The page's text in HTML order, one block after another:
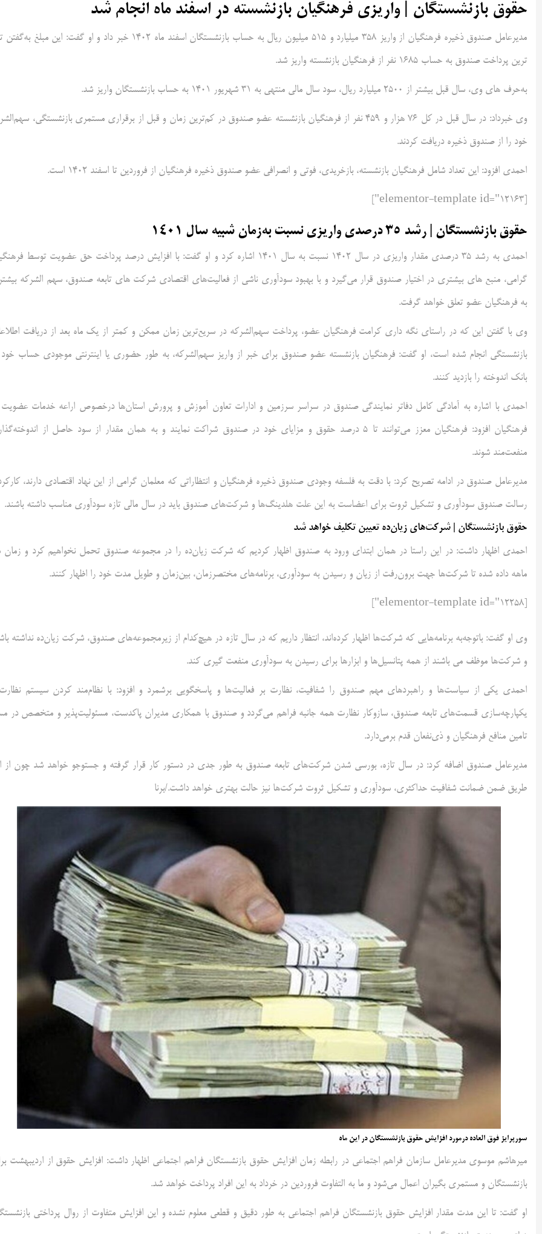
حقوق بازنشستگان | واریزی فرهنگیان بازنشسته در اسفند ماه انجام شد
مدیرعامل صندوق ذخیره فرهنگیان از واریز ۳۵۸ میلیارد و ۵۱۵ میلیون ریال به حساب بازنشستگان اسفند ماه ۱۴۰۲ خبر داد و او گفت: این مبلغ
ترین پرداخت صندوق به حساب ۱۶۸۵ نفر از فرهنگیان بازنشسته واریز شد.
به‌حرف های وی، سال قبل بیشتر از ۲۵۰۰ میلیارد ریال، سود سال مالی منتهی به ۳۱ شهریور ۱۴۰۱ به حساب بازنشستگان واریز شد.
وی خبرداد: در سال قبل در کل ۷۶ هزار و ۴۵۹ نفر از فرهنگیان بازنشسته عضو صندوق در کم‌ترین زمان و قبل از برقراری مستمری بازنشستگی،
خود را از صندوق ذخیره دریافت کردند.
احمدی افزود: این تعداد شامل فرهنگیان بازنشسته، بازخریدی، فوتی و انصرافی عضو صندوق ذخیره فرهنگیان از فروردین تا اسفند ۱۴۰۲ است.
حقوق بازنشستگان | رشد ۳۵ درصدی واریزی نسبت به‌زمان شبیه سال ۱۴۰۱
احمدی به رشد ۳۵ درصدی مقدار واریزی در سال ۱۴۰۲ نسبت به سال ۱۴۰۱ اشاره کرد و او گفت: با افزایش درصد پرداخت حق عضویت توسط
گرامی، منبع های بیشتری در اختیار صندوق قرار می‌گیرد و با بهبود سودآوری ناشی از فعالیت‌های اقتصادی شرکت های تابعه صندوق، سهم الشرکه
به فرهنگیان عضو تعلق خواهد گرفت.
وی با گفتن این که در راستای نگه داری کرامت فرهنگیان عضو، پرداخت سهم‌الشرکه در سریع‌ترین زمان ممکن و کمتر از یک ماه بعد از دریافت
بازنشستگی انجام شده است، او گفت: فرهنگیان بازنشسته عضو صندوق برای خبر از واریز سهم‌الشرکه، به طور حضوری یا اینترنتی موجودی حساب خود
بانک اندوخته را بازدید کنند.
احمدی با اشاره به آمادگی کامل دفاتر نمایندگی صندوق در سراسر سرزمین و ادارات تعاون آموزش و پرورش استان‌ها درخصوص اراعه خدمات عضویت
فرهنگیان افزود: فرهنگیان معزز می‌توانند تا ۵ درصد حقوق و مزایای خود در صندوق شراکت نمایند و به همان مقدار از سود حاصل از
منفعت‌مند شوند.
مدیرعامل صندوق در ادامه تصریح کرد: با دقت به فلسفه وجودی صندوق ذخیره فرهنگیان و انتظاراتی که معلمان گرامی از این نهاد اقتصادی دارند،
رسالت صندوق سودآوری و تشکیل ثروت برای اعضاست به این علت هلدینگ‌ها و شرکت‌های صندوق باید در سال مالی تازه سودآوری مناسب داشته باشند.
حقوق بازنشستگان | شرکت‌های زیان‌ده تعیین تکلیف خواهد شد
احمدی اظهار داشت: در این راستا در همان ابتدای ورود به صندوق اظهار کردیم که شرکت زیان‌ده را در مجموعه صندوق تحمل نخواهیم کرد و زمان
ماهه داده شده تا شرکت‌ها جهت برون‌رفت از زیان و رسیدن به سودآوری، برنامه‌های مختصر‌زمان، بین‌زمان و طویل مدت خود را اظهار کنند.
وی او گفت: باتوجه‌به برنامه‌هایی که شرکت‌ها اظهار کرده‌اند، انتظار داریم که در سال تازه در هیچ‌کدام از زیرمجموعه‌های صندوق، شرکت زیان‌ده نداشته
و شرکت‌ها موظف می باشند از همه پتانسیل‌ها و ابزارها برای رسیدن به سودآوری منفعت گیری کند.
احمدی یکی از سیاست‌ها و راهبردهای مهم صندوق را شفافیت، نظارت بر فعالیت‌ها و پاسخگویی برشمرد و افزود: با نظام‌مند کردن سیستم
یکپارچه‌سازی قسمت‌های تابعه صندوق، سازوکار نظارت همه جانبه فراهم می‌گردد و صندوق با همکاری مدیران پاکدست، مسئولیت‌پذیر و متخصص در
تامین منافع فرهنگیان و ذی‌نفعان قدم برمی‌دارد.
مدیرعامل صندوق اضافه کرد: در سال تازه، بورسی شدن شرکت‌های تابعه صندوق به طور جدی در دستور کار قرار گرفته و جستوجو خواهد شد چون از
طریق ضمن ضمانت شفافیت حداکثری، سودآوری و تشکیل ثروت شرکت‌ها نیز حالت بهتری خواهد داشت./برنا
سورپرایز فوق العاده درمورد افزایش حقوق بازنشستگان در این ماه
میرهاشم موسوی مدیرعامل سازمان فراهم اجتماعی در رابطه زمان افزایش حقوق بازنشستگان فراهم اجتماعی اظهار داشت: افزایش حقوق از اردیبهشت
بازنشستگان و مستمری بگیران اعمال می‌شود و ما به التفاوت فروردین در خرداد به این افراد پرداخت خواهد شد.
او گفت: تا این مدت مقدار افزایش حقوق بازنشستگان فراهم اجتماعی به طور دقیق و قطعی معلوم نشده و این افزایش متفاوت از روال پرداختی